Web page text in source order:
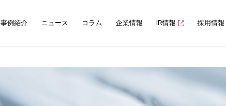
事例紹介 ニュース コラム 企業情報 IR情報 採用情報